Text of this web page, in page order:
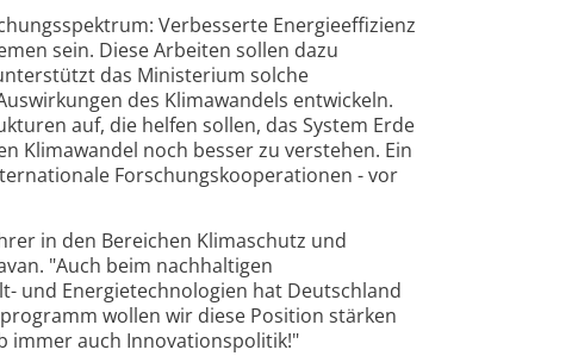
Verbesserte Energieeffizienz
sein. Diese Arbeiten sollen dazu
das Ministerium solche
des Klimawandels entwickeln.
auf, die helfen sollen, das System Erde
Klimawandel noch besser zu verstehen. Ein
Forschungskooperationen - vor
in den Bereichen Klimaschutz und
"Auch beim nachhaltigen
und Energietechnologien hat Deutschland
wollen wir diese Position stärken
immer auch Innovationspolitik!"